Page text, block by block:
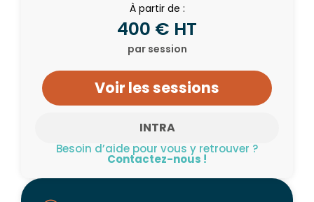
INTRA
À partir de :
400 € HT
par session
Voir les sessions
Besoin d’aide pour vous y retrouver ?
Contactez-nous !